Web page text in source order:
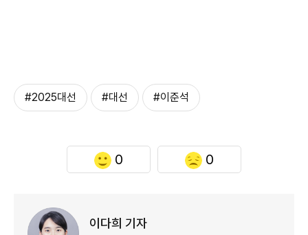
#2025대선 #대선 #이준석
0 0
이다희 기자